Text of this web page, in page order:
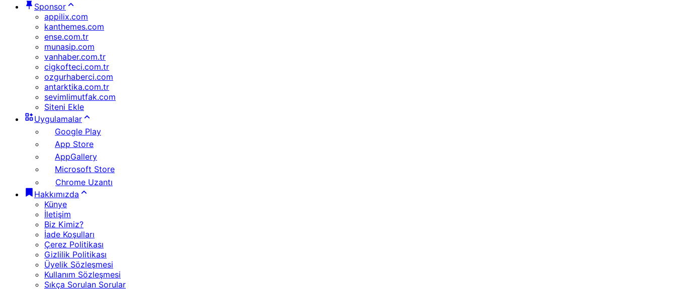
Sponsor
appilix.com
kanthemes.com
ense.com.tr
munasip.com
vanhaber.com.tr
cigkofteci.com.tr
ozgurhaberci.com
antarktika.com.tr
sevimlimutfak.com
Siteni Ekle
Uygulamalar
Google Play
App Store
AppGallery
Microsoft Store
Chrome Uzantı
Hakkımızda
Künye
İletişim
Biz Kimiz?
İade Koşulları
Çerez Politikası
Gizlilik Politikası
Üyelik Sözleşmesi
Kullanım Sözleşmesi
Sıkça Sorulan Sorular